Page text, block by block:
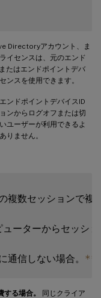
Directoryアカウント、ま
イセンスは、元のエンド
たはエンドポイントデバ
ンスを使用できます。
ンドポイントデバイスID
ンからログオフまたは切
ユーザーが利用できるよ
りません。
複数セッションで複
ューターからセッシ
通信しない場合。 **
る場合。
同じクライア